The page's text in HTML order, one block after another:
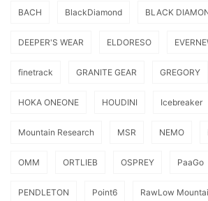
BACH BlackDiamond BLACK
DEEPER'S WEAR ELDORESO
finetrack GRANITE GEAR GREGORY
HOKA ONEONE HOUDINI Icebreaker
Mountain Research MSR NEMO
OMM ORTLIEB OSPREY PaaGo
PENDLETON Point6 RawLow